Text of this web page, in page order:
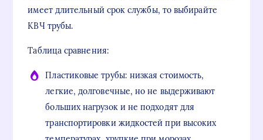
имеет длительный срок службы, то выбирайте
КВЧ трубы.
Таблица сравнения:
Пластиковые трубы: низкая стоимость,
легкие, долговечные, но не выдерживают
больших нагрузок и не подходят для
транспортировки жидкостей при высоких